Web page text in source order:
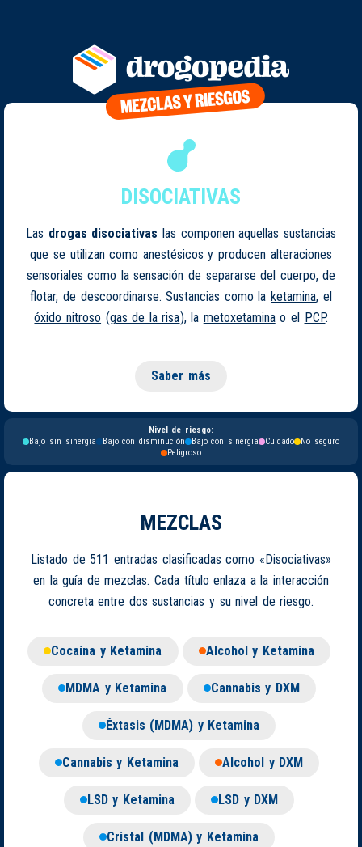
DISOCIATIVAS
Las drogas disociativas las componen aquellas sustancias
que se utilizan como anestésicos y producen alteraciones
sensoriales como la sensación de separarse del cuerpo, de
flotar, de descoordinarse. Sustancias como la ketamina, el
óxido nitroso (gas de la risa), la metoxetaminao el PCP.
Saber más
Nivel de riesgo:
Bajo sin sinergia
Bajo con disminución Bajo con sinergia Cuidado
No seguro
Peligroso
MEZCLAS
Listado de 511 entradas clasificadas como «Disociativas»
en la guía de mezclas. Cada título enlaza a la interacción
concreta entre dos sustancias y su nivel de riesgo.
Cocaína y Ketamina Alcohol y Ketamina
MDMA y Ketamina Cannabis y DXM
Éxtasis (MDMA) y Ketamina
Cannabis y Ketamina Alcohol y DXM
LSD y Ketamina LSD y DXM
Cristal (MDMA) y Ketamina